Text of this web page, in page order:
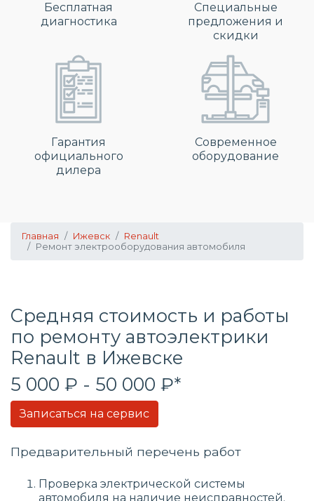
Бесплатная
диагностика
Специальные
предложения и
скидки
Гарантия
официального
дилера
Современное
оборудование
Главная Ижевск
Renault
Ремонт электрооборудования автомобиля
Средняя стоимость и работы
по ремонту автоэлектрики
Renault в Ижевске
5 000 ₽ - 50 000 ₽*
Записаться на сервис
Предварительный перечень работ
Проверка электрической системы
автомобиля на наличие неисправностей.